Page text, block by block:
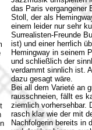
das Paris vergangener
Stoll, der als
einem leider nur sehr
Surrealisten-Freunde
ist) und einer herrlich
Hemingway in seinem
und schließlich der
verdammt sinnlich ist.
dazu gesagt wäre.
Bei all dem Varieté an
rausschneien, fällt es
ziemlich vorhersehbar.
rasch klar wie der mit
Nachfolgerin bereits in